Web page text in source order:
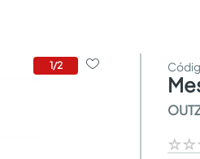
1/2
☆☆